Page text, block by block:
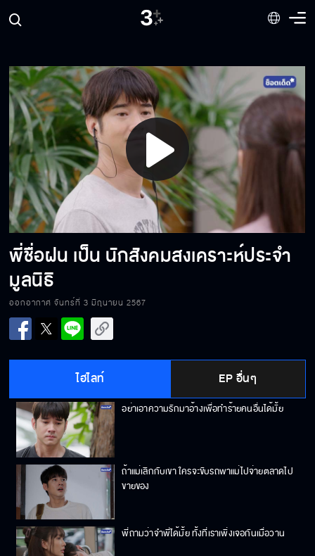
Play
Video
พี่ชื่อฝน เป็น นักสังคมสงเคราะห์ประจำ
มูลนิธิ
ออกอากาศ จันทร์ที่ 3 มิถุนายน 2567
ไฮไลท์ EP อื่นๆ
อย่าบีบพี่ด้วยวิธีนี้
ผมก็มีของขวัญให้พี่นะ แต่ผมลืมเอามา
คุณทำลายเกียรติ และ ศักดิ์ศรีของอาชีพครู เราจะ
เอาผิดคุณให้ได้
ห่วงใย
ห้าง
อย่าเอาความรักมาอ้างเพื่อทำร้ายคนอื่นได้มั้ย
ถ้าแม่เลิกกับเขา ใครจะขับรถพาแม่ไปจ่ายตลาดไป
ขายของ
พี่ถามว่าจำพี่ได้มั้ย ทั้งที่เราเพิ่งเจอกันเมื่อวาน